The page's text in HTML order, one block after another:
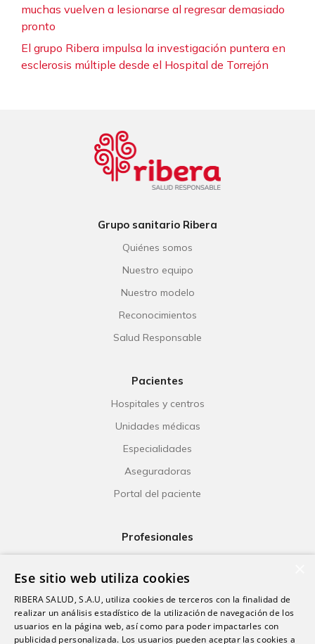
muchas vuelven a lesionarse al regresar demasiado
pronto
El grupo Ribera impulsa la investigación puntera en
esclerosis múltiple desde el Hospital de Torrejón
Grupo sanitario Ribera
Quiénes somos
Nuestro equipo
Nuestro modelo
Reconocimientos
Salud Responsable
Pacientes
Hospitales y centros
Unidades médicas
Especialidades
Aseguradoras
Portal del paciente
Profesionales
Investigación
Formación
Escuela universitaria
Ese sitio web utiliza cookies
RIBERA SALUD, S.A.U, utiliza cookies de terceros con la finalidad de
realizar un análisis estadístico de la utilización de navegación de los
usuarios en la página web, así como para poder impactarles con
publicidad personalizada. Los usuarios pueden aceptar las cookies a